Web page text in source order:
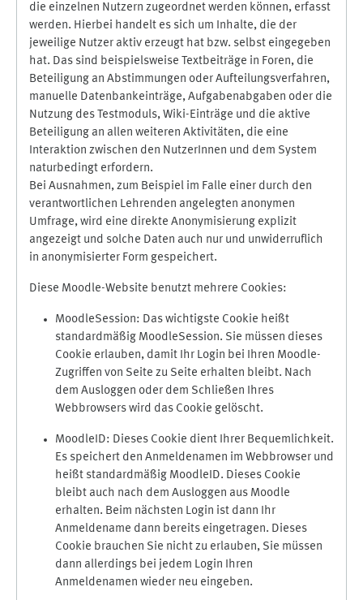
die einzelnen Nutzern zugeordnet werden können, erfasst
werden. Hierbei handelt es sich um Inhalte, die der
jeweilige Nutzer aktiv erzeugt hat bzw. selbst eingegeben
hat. Das sind beispielsweise Textbeiträge in Foren, die
Beteiligung an Abstimmungen oder Aufteilungsverfahren,
manuelle Datenbankeinträge, Aufgabenabgaben oder die
Nutzung des Testmoduls, Wiki-Einträge und die aktive
Beteiligung an allen weiteren Aktivitäten, die eine
Interaktion zwischen den NutzerInnen und dem System
naturbedingt erfordern.
Bei Ausnahmen, zum Beispiel im Falle einer durch den
verantwortlichen Lehrenden angelegten anonymen
Umfrage, wird eine direkte Anonymisierung explizit
angezeigt und solche Daten auch nur und unwiderruflich
in anonymisierter Form gespeichert.
Diese Moodle-Website benutzt mehrere Cookies:
MoodleSession: Das wichtigste Cookie heißt
standardmäßig MoodleSession. Sie müssen dieses
Cookie erlauben, damit Ihr Login bei Ihren Moodle-
Zugriffen von Seite zu Seite erhalten bleibt. Nach
dem Ausloggen oder dem Schließen Ihres
Webbrowsers wird das Cookie gelöscht.
MoodleID: Dieses Cookie dient Ihrer Bequemlichkeit.
Es speichert den Anmeldenamen im Webbrowser und
heißt standardmäßig MoodleID. Dieses Cookie
bleibt auch nach dem Ausloggen aus Moodle
erhalten. Beim nächsten Login ist dann Ihr
Anmeldename dann bereits eingetragen. Dieses
Cookie brauchen Sie nicht zu erlauben, Sie müssen
dann allerdings bei jedem Login Ihren
Anmeldenamen wieder neu eingeben.